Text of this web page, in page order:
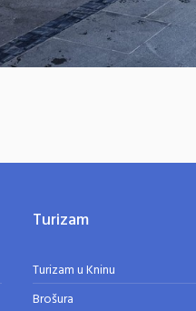
Turizam
Turizam u Kninu
Brošura